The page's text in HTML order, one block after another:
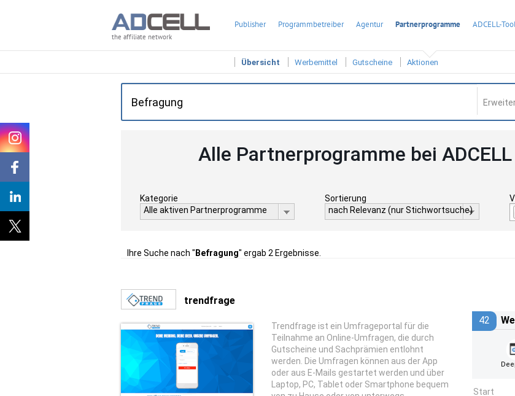
the affiliate network
Publisher Programmbetreiber Agentur Partnerprogramme ADCELL-
Übersicht Werbemittel Gutscheine Aktionen
Alle Partnerprogramme bei
Kategorie
Alle aktiven Partnerprogramme
Sortierung
nach Relevanz (nur Stichwortsuche)
Ihre Suche nach " Befragung" ergab 2 Ergebnisse.
trendfrage
Trendfrage ist ein Umfrageportal für die
Teilnahme an Online-Umfragen, die durch
Gutscheine und Sachprämien entlohnt
werden. Die Umfragen können aus der App
oder aus E-Mails gestartet werden und über
Laptop, PC, Tablet oder Smartphone bequem
42
Start